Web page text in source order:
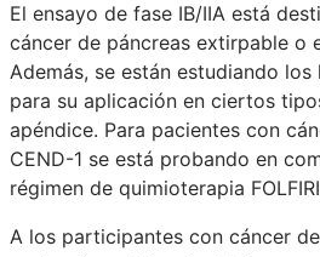
El ensayo de fase IB/IIA está
cáncer de páncreas extirpable o
Además, se están estudiando
para su aplicación en ciertos
apéndice. Para pacientes con
CEND-1 se está probando en
régimen de quimioterapia
A los participantes con cáncer